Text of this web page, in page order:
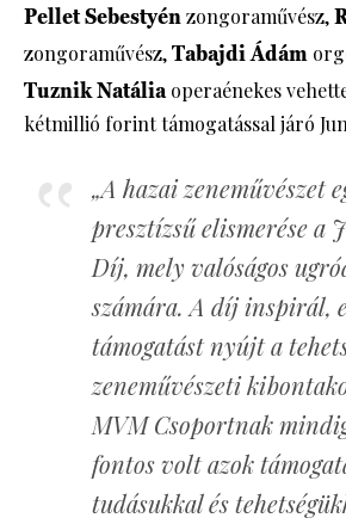
Pellet Sebestyén zongoraművész,
zongoraművész,Tabajdi Ádám
Tuznik Natália operaénekes
kétmillió forint támogatással járó
„A hazai zeneművészet
presztízsű elismerése a
Díj, mely valóságos
számára. A díj inspirál,
támogatást nyújt a
zeneművészeti
MVM Csoportnak
fontos volt azok
tudásukkal és